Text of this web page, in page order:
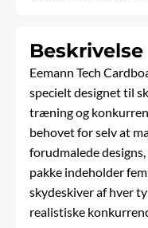
Beskrivelse
Eemann Tech
specielt designet til
træning og
behovet for selv at
forudmalede
pakke indeholder
skydeskiver af hver
realistiske